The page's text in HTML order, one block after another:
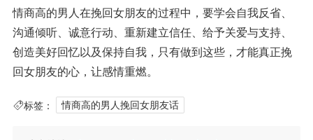
情商高的男人在挽回女朋友的过程中，要学会自我反省、
沟通倾听、诚意行动、重新建立信任、给予关爱与支持、
创造美好回忆以及保持自我，只有做到这些，才能真正挽
回女朋友的心，让感情重燃。
标签： 情商高的男人挽回女朋友话